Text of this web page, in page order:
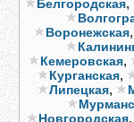
Белгородская,
Воронежская,
Кемеровская,
Курганская,
Липецкая,
Новгородская,